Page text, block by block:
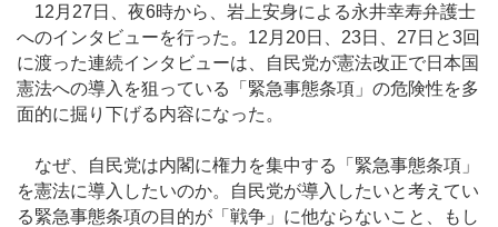
12月27日、夜6時から、岩上安身による永井幸寿弁護士
へのインタビューを行った。12月20日、23日、27日と3回
に渡った連続インタビューは、自民党が憲法改正で日本国
憲法への導入を狙っている「緊急事態条項」の危険性を多
面的に掘り下げる内容になった。
なぜ、自民党は内閣に権力を集中する「緊急事態条項」
を憲法に導入したいのか。自民党が導入したいと考えてい
る緊急事態条項の目的が「戦争」に他ならないこと、もし